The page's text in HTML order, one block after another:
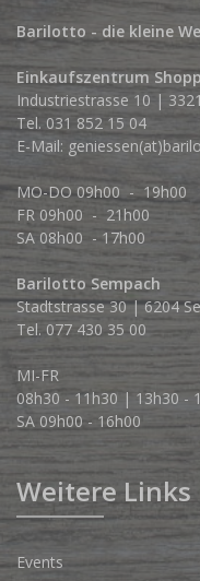
Barilotto - die kleine
Einkaufszentrum
Industriestrasse 10 |
Tel. 031 852 15 04
E-Mail:
MO-DO 09h00 - 19h00
FR 09h00 - 21h00
SA 08h00 - 17h00
Barilotto Sempach
Stadtstrasse 30 | 6204
Tel. 077 430 35 00
MI-FR
08h30 - 11h30 | 13h30 -
SA 09h00 - 16h00
Weitere Links
Events